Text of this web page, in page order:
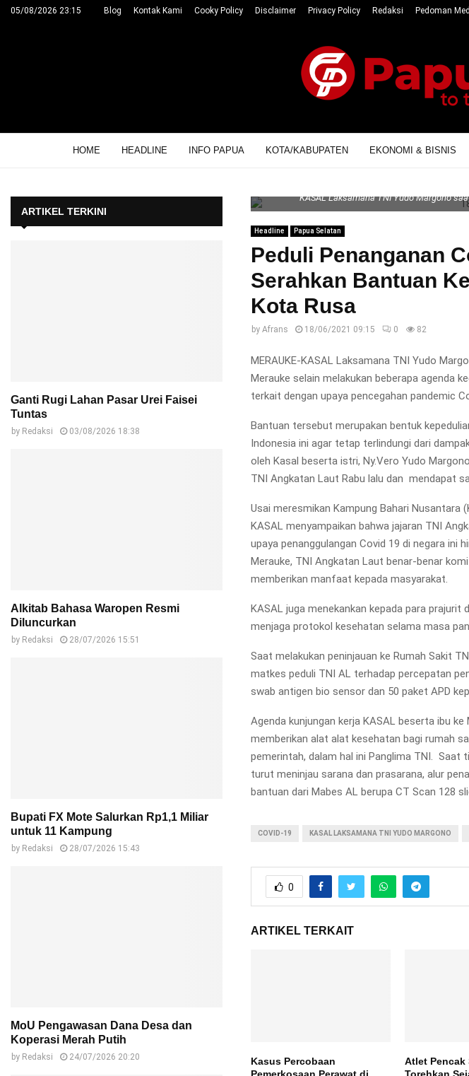
05/08/2026 23:15 Blog Kontak Kami Cooky Policy Disclaimer Privacy Policy Redaksi Pedoman
HOME HEADLINE INFO PAPUA KOTA/KABUPATEN EKONOMI & BISNIS
KASAL Laksamana TNI Yudo Margono
Headline Papua Selatan
Peduli Penanganan
Serahkan Bantuan
Kota Rusa
by Afrans 18/06/2021 09:15 0 82
MERAUKE-KASAL Laksamana TNI Yudo
Merauke selain melakukan beberapa agenda
terkait dengan upaya pencegahan pandemic
Bantuan tersebut merupakan bentuk
Indonesia ini agar tetap terlindungi dari
oleh Kasal beserta istri, Ny.Vero Yudo
TNI Angkatan Laut Rabu lalu dan mendapat
Usai meresmikan Kampung Bahari Nusantara
KASAL menyampaikan bahwa jajaran TNI
upaya penanggulangan Covid 19 di negara ini
Merauke, TNI Angkatan Laut benar-benar
memberikan manfaat kepada masyarakat.
KASAL juga menekankan kepada para prajurit
menjaga protokol kesehatan selama masa
Saat melakukan peninjauan ke Rumah Sakit
matkes peduli TNI AL terhadap percepatan
swab antigen bio sensor dan 50 paket APD
Agenda kunjungan kerja KASAL beserta ibu
memberikan alat alat kesehatan bagi rumah
pemerintah, dalam hal ini Panglima TNI. Saat
turut meninjau sarana dan prasarana, alur
bantuan dari Mabes AL berupa CT Scan 128
COVID-19 KASAL LAKSAMANA TNI YUDO MARGONO
0
ARTIKEL TERKAIT
Kasus Percobaan
Atlet Pencak
ARTIKEL TERKINI
Ganti Rugi Lahan Pasar Urei Faisei
Tuntas
by Redaksi 03/08/2026 18:38
Alkitab Bahasa Waropen Resmi
Diluncurkan
by Redaksi 28/07/2026 15:51
Bupati FX Mote Salurkan Rp1,1 Miliar
untuk 11 Kampung
by Redaksi 28/07/2026 15:43
MoU Pengawasan Dana Desa dan
Koperasi Merah Putih
by Redaksi 24/07/2026 20:20